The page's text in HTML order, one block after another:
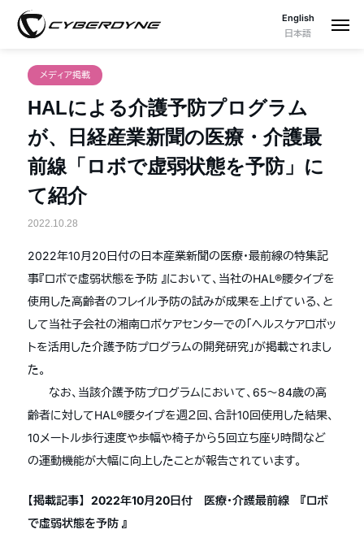
English
日本語
メディア掲載
HALによる介護予防プログラム
が、日経産業新聞の医療・介護最
前線「ロボで虚弱状態を予防」に
て紹介
2022.10.28
2022年10月20日付の日本産業新聞の医療・最前線の特集記
事『ロボで虚弱状態を予防 』において、当社のHAL®腰タイプを
使用した高齢者のフレイル予防の試みが成果を上げている、と
して当社子会社の湘南ロボケアセンターでの「ヘルスケアロボッ
トを活用した介護予防プログラムの開発研究」が掲載されまし
た。
なお、当該介護予防プログラムにおいて、65〜84歳の高
齢者に対してHAL®腰タイプを週２回、合計10回使用した結果、
10メートル歩行速度や歩幅や椅子から５回立ち座り時間など
の運動機能が大幅に向上したことが報告されています。
【掲載記事】 2022年10月20日付 医療・介護最前線 『ロボ
で虚弱状態を予防 』